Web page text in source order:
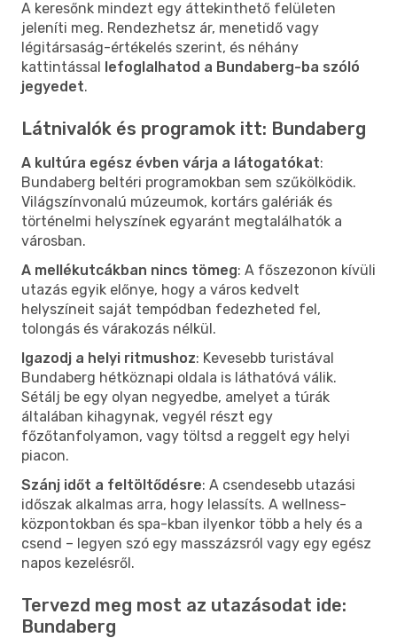
A keresőnk mindezt egy áttekinthető felületen
jeleníti meg. Rendezhetsz ár, menetidő vagy
légitársaság-értékelés szerint, és néhány
kattintással lefoglalhatod a Bundaberg-ba szóló
jegyedet.
Látnivalók és programok itt: Bundaberg
A kultúra egész évben várja a látogatókat:
Bundaberg beltéri programokban sem szűkölködik.
Világszínvonalú múzeumok, kortárs galériák és
történelmi helyszínek egyaránt megtalálhatók a
városban.
A mellékutcákban nincs tömeg: A főszezonon kívüli
utazás egyik előnye, hogy a város kedvelt
helyszíneit saját tempódban fedezheted fel,
tolongás és várakozás nélkül.
Igazodj a helyi ritmushoz: Kevesebb turistával
Bundaberg hétköznapi oldala is láthatóvá válik.
Sétálj be egy olyan negyedbe, amelyet a túrák
általában kihagynak, vegyél részt egy
főzőtanfolyamon, vagy töltsd a reggelt egy helyi
piacon.
Szánj időt a feltöltődésre: A csendesebb utazási
időszak alkalmas arra, hogy lelassíts. A wellness-
központokban és spa-kban ilyenkor több a hely és a
csend – legyen szó egy masszázsról vagy egy egész
napos kezelésről.
Tervezd meg most az utazásodat ide:
Bundaberg